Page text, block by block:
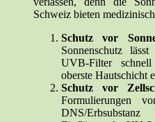
Schweiz bieten
Schutz vor
Sonnenschutz
UVB-Filter
oberste Hautschicht
Schutz vor
Formulierungen
DNS/